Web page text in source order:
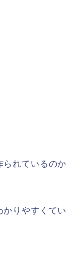
られているのか
りやすくてい